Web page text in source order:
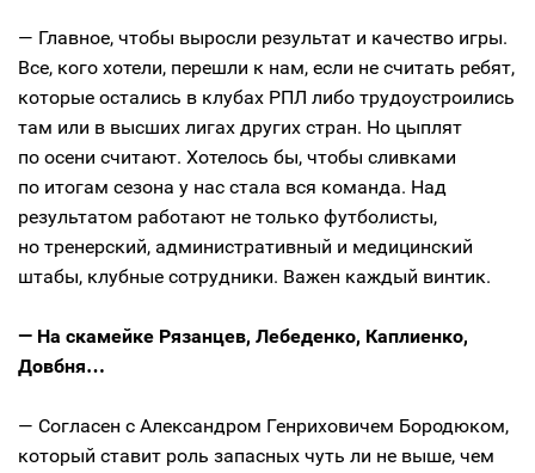
— Главное, чтобы выросли результат и качество игры.
Все, кого хотели, перешли к нам, если не считать ребят,
которые остались в клубах РПЛ либо трудоустроились
там или в высших лигах других стран. Но цыплят
по осени считают. Хотелось бы, чтобы сливками
по итогам сезона у нас стала вся команда. Над
результатом работают не только футболисты,
но тренерский, административный и медицинский
штабы, клубные сотрудники. Важен каждый винтик.
— На скамейке Рязанцев, Лебеденко, Каплиенко,
Довбня…
— Согласен с Александром Генриховичем Бородюком,
который ставит роль запасных чуть ли не выше, чем